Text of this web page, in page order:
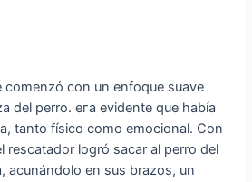
comenzó con un enfoque suave
del perro. eга evidente que había
tanto físico como emocional. Con
rescatador logró sacar al perro del
acunándolo en sus brazos, un